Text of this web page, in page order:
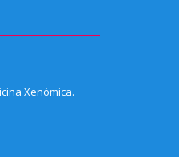
Xenómica.